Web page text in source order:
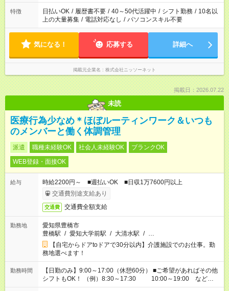
特徴 日払いOK / 履歴書不要 / 40～50代活躍中 / シフト勤務 / 10名以
上の大量募集 / 電話対応なし / パソコンスキル不要
気になる！ 応募する 詳細へ
掲載元企業名 株式会社ニッソーネット
掲載日：2026.07.22
未読
医療行為少なめ＊ほぼルーティンワーク＆いつも
のメンバーと働く体調管理
派遣 職種未経験OK 社会人未経験OK
ブランクOK
WEB登録・面接OK
給与
時給2200円～ ■週払いOK ■日収1万7600円以上
交通費別途支給あり
交通費 交通費全額支給
勤務地
愛知県豊橋市
豊橋駅 / 愛知大学前駅 / 大清水駅 / …
【自宅からドアtoドアで30分以内】介護施設でのお仕事。勤
務地選べます！
勤務時間
【日勤のみ】9:00～17:00（休憩60分） ■ご希望があればその他
シフトもOK！ （例）8:30～17:30 10:00～19:00 など
「家族とお休みを合わせたい」 「できれば残業はしたくない」